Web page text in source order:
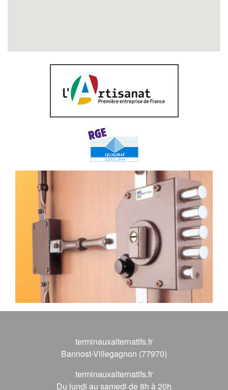
terminauxalternatifs.fr
Bannost-Villegagnon (77970)
terminauxalternatifs.fr
Du lundi au samedi de 8h à 20h